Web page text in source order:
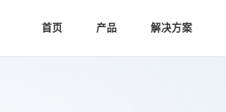
首页 产品 解决方案